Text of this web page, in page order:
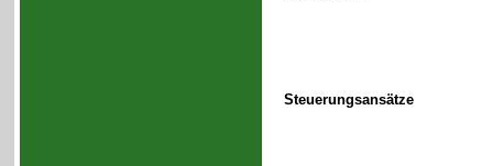
Steuerungsansätze